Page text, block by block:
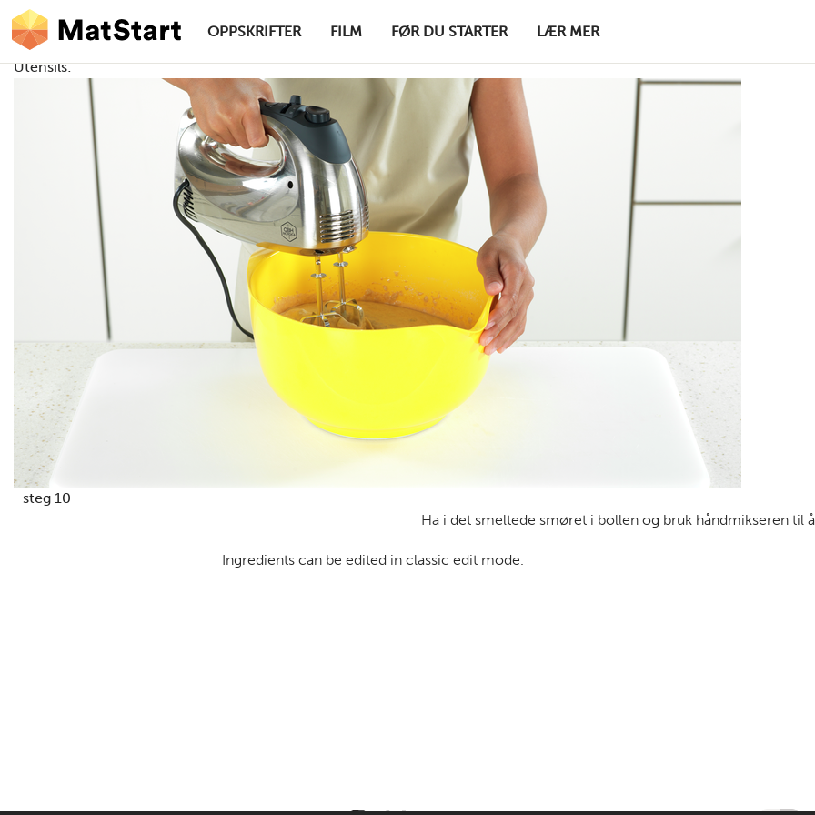
Hopp til hovedinnhold
hovednavigasjonsskrivebordsversjon
OPPSKRIFTER FILM FØR DU STARTER LÆR MER
Utensils:
steg 10
Ha i det smeltede smøret i bollen og bruk håndmikseren til
Ingredients can be edited in classic edit mode.